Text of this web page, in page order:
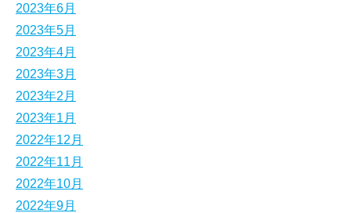
2023年6月
2023年5月
2023年4月
2023年3月
2023年2月
2023年1月
2022年12月
2022年11月
2022年10月
2022年9月